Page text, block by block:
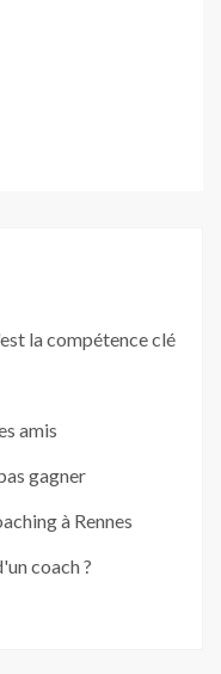
la compétence clé
amis
gagner
à Rennes
coach ?